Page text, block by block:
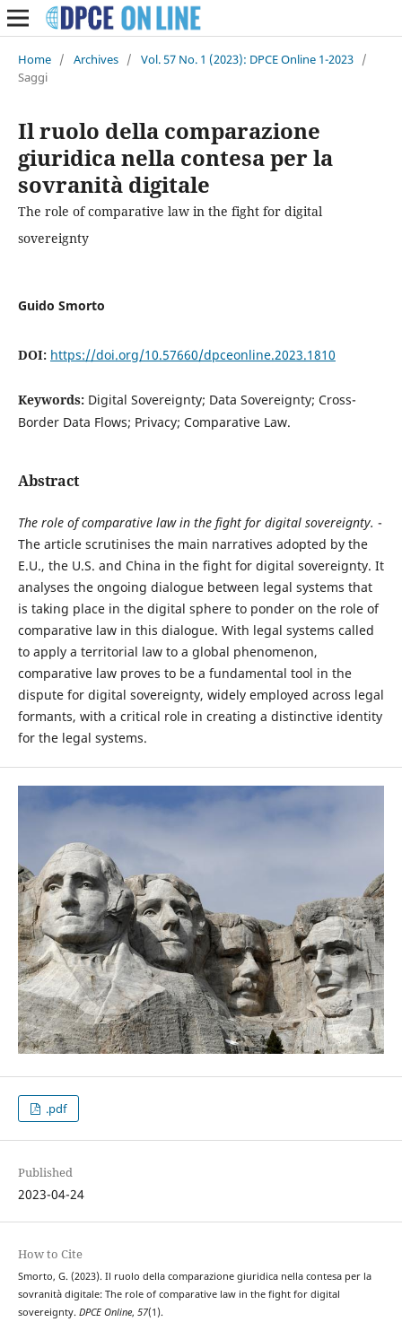
Home / Archives / Vol. 57 No. 1 (2023): DPCE Online 1-2023 /
Saggi
Il ruolo della comparazione
giuridica nella contesa per la
sovranità digitale
The role of comparative law in the fight for digital
sovereignty
Guido Smorto
DOI: https://doi.org/10.57660/dpceonline.2023.1810
Keywords: Digital Sovereignty; Data Sovereignty; Cross-
Border Data Flows; Privacy; Comparative Law.
Abstract
The role of comparative law in the fight for digital sovereignty. -
The article scrutinises the main narratives adopted by the
E.U., the U.S. and China in the fight for digital sovereignty. It
analyses the ongoing dialogue between legal systems that
is taking place in the digital sphere to ponder on the role of
comparative law in this dialogue. With legal systems called
to apply a territorial law to a global phenomenon,
comparative law proves to be a fundamental tool in the
dispute for digital sovereignty, widely employed across legal
formants, with a critical role in creating a distinctive identity
for the legal systems.
.pdf
Published
2023-04-24
How to Cite
Smorto, G. (2023). Il ruolo della comparazione giuridica nella contesa per la
sovranità digitale: The role of comparative law in the fight for digital
sovereignty. DPCE Online, 57(1).